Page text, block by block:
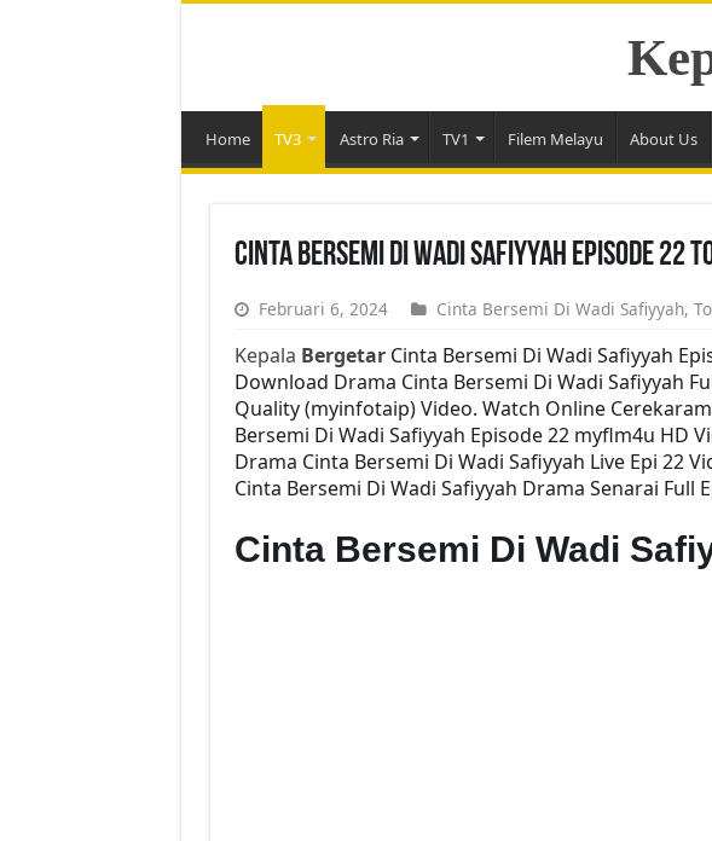
Home TV3 Astro Ria TV1 Filem Melayu About Us
Cinta Bersemi Di Wadi Safiyyah Episode 22
Februari 6, 2024 Cinta Bersemi Di Wadi Safiyyah,
Kepala BergetarCinta Bersemi Di Wadi Safiyyah
Download Drama Cinta Bersemi Di Wadi Safiyyah
Quality (myinfotaip) Video. Watch Online
Bersemi Di Wadi Safiyyah Episode 22 myflm4u HD
Drama Cinta Bersemi Di Wadi Safiyyah Live Epi 22
Cinta Bersemi Di Wadi Safiyyah Drama Senarai Full
Cinta Bersemi Di Wadi